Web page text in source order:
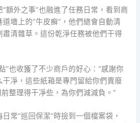
額外之事”也融進了任務日常，看到商
墻上的“牛皮癬”，他們總會自動清
清雜草。這份乾淨任務被他們干得
”也收獲了不少商戶的好心：“感謝你
凈，這些紙箱是專門留給你們賣廢
整理得干凈些，為你們減減負。”
常“巡回保潔”時撿到一個檔案袋，